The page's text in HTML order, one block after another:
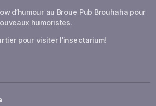
d’humour au Broue Pub Brouhaha pour
humoristes.
pour visiter l’insectarium!